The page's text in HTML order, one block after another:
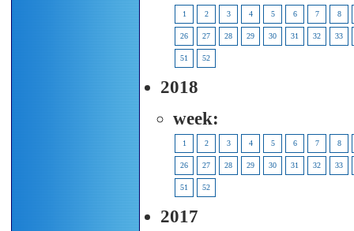
1 2 3 4 5 6 7 8
26 27 28 29 30 31 32 33
51 52
2018
week:
1 2 3 4 5 6 7 8
26 27 28 29 30 31 32 33
51 52
2017